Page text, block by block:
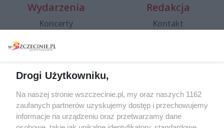
Wydarzenia
Koncerty
Spacery i oprowadzania
targi
Wernisaże
Więcej
Redakcja
Kontakt
Specjalny koncert z okazji
20. urodzin portalu
wSzczecinie.pl
Drogi Użytkowniku,
Na naszej stronie wszczecinie.pl, my oraz naszych 1162
zaufanych partnerów uzyskujemy dostęp i przechowujemy
informacje na urządzeniu oraz przetwarzamy dane